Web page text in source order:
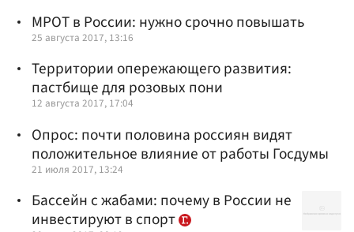
МРОТ в России: нужно срочно повышать
25 августа 2017, 13:16
Территории опережающего развития:
пастбище для розовых пони
12 августа 2017, 17:04
Опрос: почти половина россиян видят
положительное влияние от работы Госдумы
21 июля 2017, 13:24
Бассейн с жабами: почему в России не
инвестируют в спорт